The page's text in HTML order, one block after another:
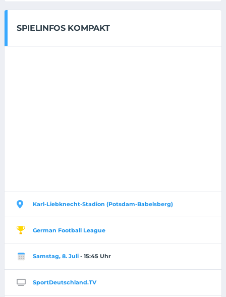
SPIELINFOS KOMPAKT
Karl-Liebknecht-Stadion (Potsdam-Babelsberg)
German Football League
Samstag, 8. Juli - 15:45 Uhr
SportDeutschland.TV